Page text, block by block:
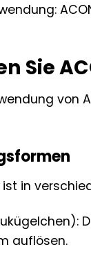
Sie
von
ist in
auflösen.